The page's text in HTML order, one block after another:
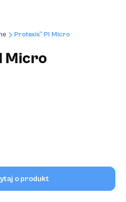
Protexis™ PI Micro
Micro
o produkt